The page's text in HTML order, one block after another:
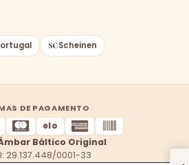
Scheinen
DE PAGAMENTO
elo
Báltico Original
29.137.448/0001-33